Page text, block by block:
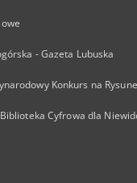
- Gazeta Lubuska
Konkurs na
Cyfrowa dla